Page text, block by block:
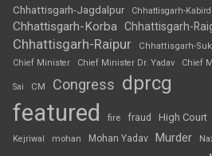
Chhattisgarh-Jagdalpur Chhattisgarh-
Chhattisgarh-Korba Chhattisgarh-
Chhattisgarh-Raipur
Chhattisgarh-
Chief Minister
Chief Minister Dr. Yadav Chief
Sai CM Congress dprcg
featured fire fraud High Court
Kejriwal mohan Mohan Yadav Murder